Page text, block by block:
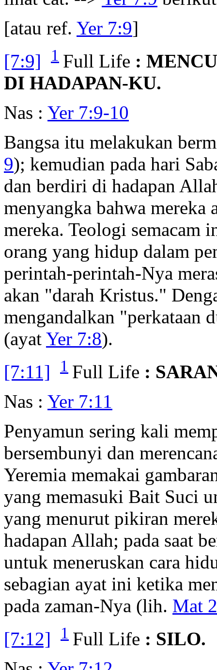
[atau ref. Yer 7:9]
[7:9]
1 Full Life :
DI HADAPAN-KU.
Nas : Yer 7:9-10
Bangsa itu melakukan
9); kemudian pada hari
dan berdiri di hadapan
menyangka bahwa
mereka. Teologi semacam
orang yang hidup dalam
perintah-perintah-Nya
akan "darah Kristus."
mengandalkan "perkataan
(ayat Yer 7:8).
[7:11]
1 Full Life :
Nas : Yer 7:11
Penyamun sering kali
bersembunyi dan
Yeremia memakai
yang memasuki Bait Suci
yang menurut pikiran
hadapan Allah; pada saat
untuk meneruskan cara
sebagian ayat ini ketika
pada zaman-Nya (lih. Mat
[7:12]
1 Full Life : SILO.